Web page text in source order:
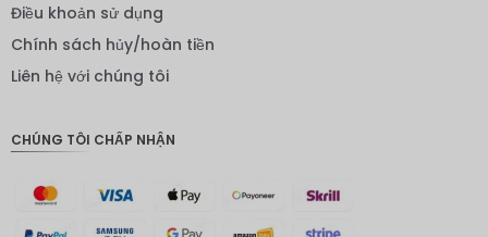
IDR
CHF
CAD
Điều khoản sử dụng
Chính sách hủy/hoàn tiền
Liên hệ với chúng tôi
CHÚNG TÔI CHẤP NHẬN